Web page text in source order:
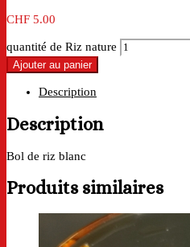
CHF 5.00
quantité de Riz nature
Ajouter au panier
Description
Description
Bol de riz blanc
Produits similaires